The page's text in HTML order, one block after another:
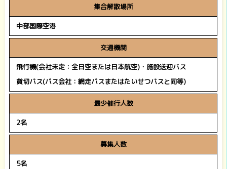
集合解散場所
中部国際空港
交通機関
飛行機(会社未定：全日空または日本航空)・施設送迎バス
貸切バス(バス会社：網走バスまたはたいせつバスと同等)
最少催行人数
2名
募集人数
5名